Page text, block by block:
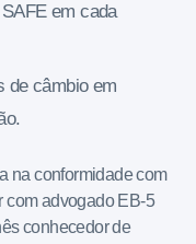
em cada
de câmbio em
na conformidade com
com advogado EB-5
conhecedor de